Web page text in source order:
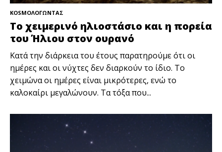
KOSMOΛΟΓΩΝΤΑΣ
Το χειμερινό ηλιοστάσιο και η πορεία
του Ήλιου στον ουρανό
Κατά την διάρκεια του έτους παρατηρούμε ότι οι
ημέρες και οι νύχτες δεν διαρκούν το ίδιο. Το
χειμώνα οι ημέρες είναι μικρότερες, ενώ το
καλοκαίρι μεγαλώνουν. Τα τόξα που...